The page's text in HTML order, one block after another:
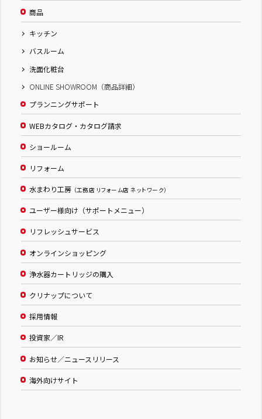
商品
キッチン
バスルーム
洗面化粧台
ONLINE SHOWROOM（商品詳細）
プランニングサポート
WEBカタログ・カタログ請求
ショールーム
リフォーム
水まわり工房 （工務店 リフォーム店 ネットワーク）
ユーザー様向け（サポートメニュー）
リフレッシュサービス
オンラインショッピング
浄水器カートリッジの購入
クリナップについて
採用情報
投資家／IR
お知らせ／ニュースリリース
海外向けサイト